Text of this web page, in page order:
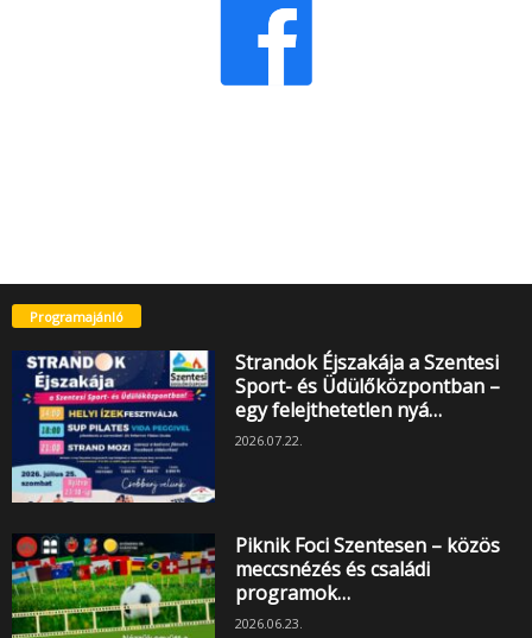
Programajánló
Strandok Éjszakája a Szentesi
Sport- és Üdülőközpontban –
egy felejthetetlen nyá…
2026.07.22.
Piknik Foci Szentesen – közös
meccsnézés és családi
programok…
2026.06.23.